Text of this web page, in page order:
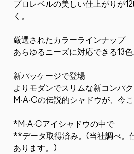
プロレベルの美しい仕上がりが
く。
厳選されたカラーラインナップ
あらゆるニーズに対応できる13色
新パッケージで登場
よりモダンでスリムな新コンパク
M·A·Cの伝説的シャドウが、今
*M·A·Cアイシャドウの中で
**データ取得済み。(当社調べ。
あります。)